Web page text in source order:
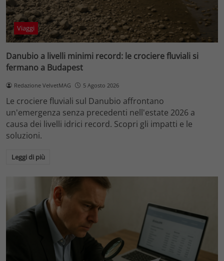
Viaggi
Danubio a livelli minimi record: le crociere fluviali si
fermano a Budapest
Redazione VelvetMAG 5 Agosto 2026
Le crociere fluviali sul Danubio affrontano
un'emergenza senza precedenti nell'estate 2026 a
causa dei livelli idrici record. Scopri gli impatti e le
soluzioni.
Leggi di più